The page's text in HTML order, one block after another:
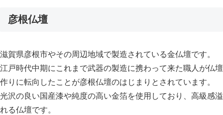
彦根仏壇
滋賀県彦根市やその周辺地域で製造されている金仏壇です。
江戸時代中期にこれまで武器の製造に携わって来た職人が仏壇
作りに転向したことが彦根仏壇のはじまりとされています。
光沢の良い国産漆や純度の高い金箔を使用しており、高級感溢
れる仏壇です。